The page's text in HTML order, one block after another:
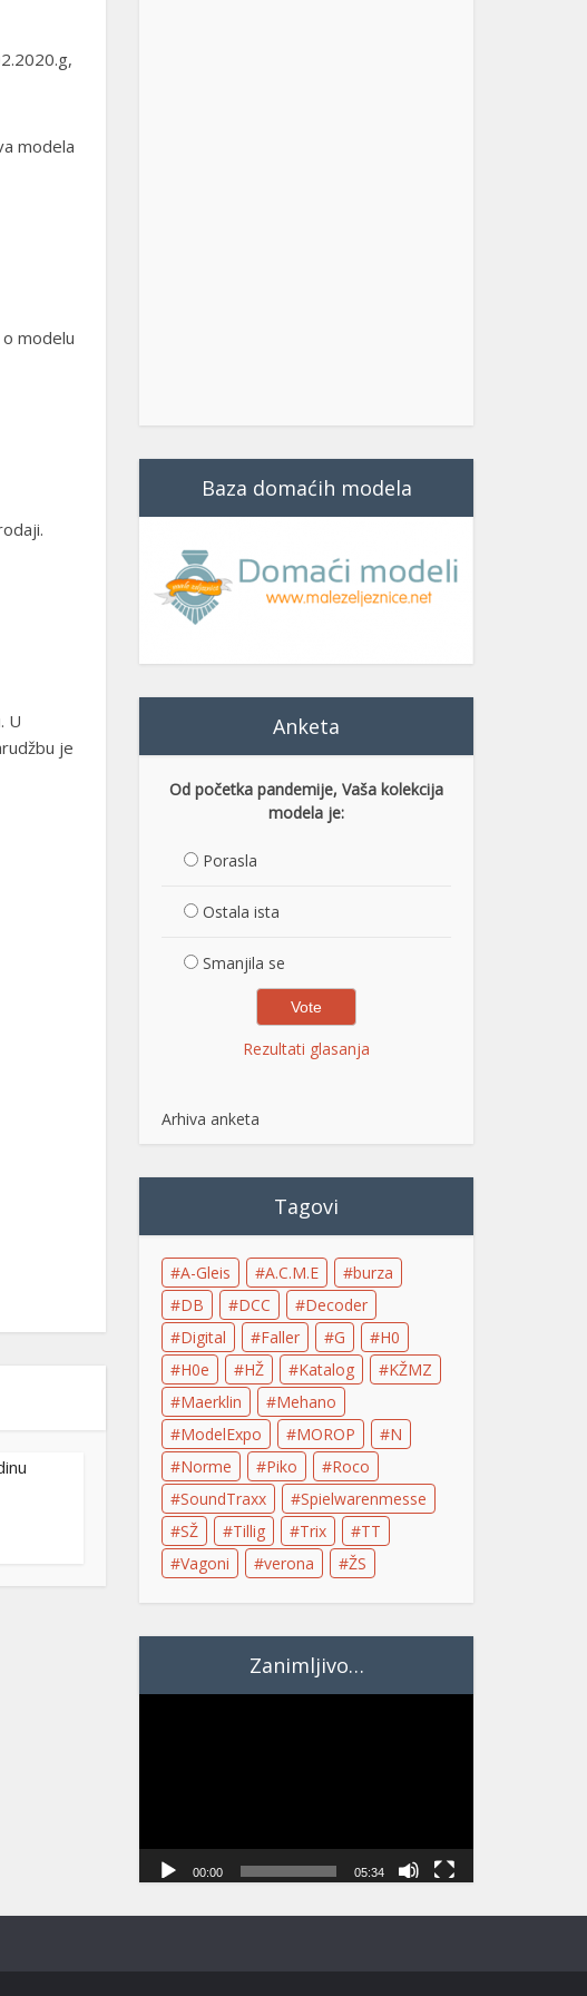
modela
modelu
U
je
Baza domaćih modela
Anketa
Od početka pandemije, Vaša kolekcija
modela je:
Porasla
Ostala ista
Smanjila se
Rezultati glasanja
Arhiva anketa
Tagovi
A-Gleis A.C.M.E
burza
DB
DCC
Decoder
Digital
Faller G
H0
H0e
HŽ Katalog
KŽMZ
Maerklin
Mehano
ModelExpo
MOROP
N
Norme
Piko
Roco
SoundTraxx
Spielwarenmesse
SŽ
Tillig Trix
TT
Vagoni
verona ŽS
Zanimljivo…
00:00 05:34